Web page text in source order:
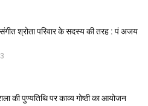
संगीत श्रोता परिवार के सदस्य की तरह : पं अजय
की पुण्यतिथि पर काव्य गोष्ठी का आयोजन